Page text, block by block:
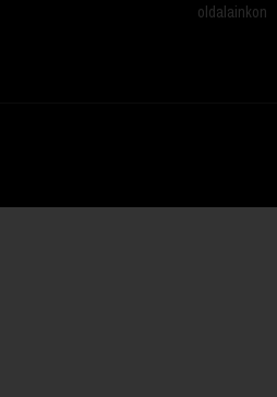
oldalainkon